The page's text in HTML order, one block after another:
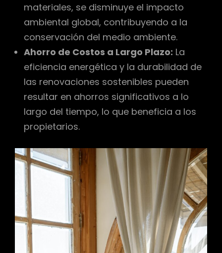
materiales, se disminuye el impacto
ambiental global, contribuyendo a la
conservación del medio ambiente.
Ahorro de Costos a Largo Plazo: La
eficiencia energética y la durabilidad de
las renovaciones sostenibles pueden
resultar en ahorros significativos a lo
largo del tiempo, lo que beneficia a los
propietarios.